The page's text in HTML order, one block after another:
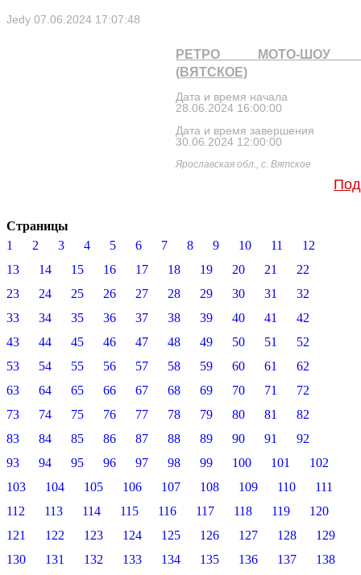
Jedy 07.06.2024 17:07:48
РЕТРО МОТО-ШОУ
(ВЯТСКОЕ)
Дата и время начала
28.06.2024 16:00:00
Дата и время завершения
30.06.2024 12:00:00
Ярославская обл., с. Вятское
Страницы
1
2 3 4 5 6 7 8 9 10 11
12
13
14 15 16 17 18 19 20 21
22
23
24 25 26 27 28 29 30 31
32
33
34 35 36 37 38 39 40 41
42
43
44 45 46 47 48 49 50 51
52
53
54 55 56 57 58 59 60 61
62
63
64 65 66 67 68 69 70 71
72
73
74 75 76 77 78 79 80 81
82
83
84 85 86 87 88 89 90 91
92
93
94 95 96 97 98 99 100 101
102
103
104 105 106 107 108 109 110
111
112
113 114 115 116 117 118 119
120
121
122 123 124 125 126 127 128
129
130
131 132 133 134 135 136 137
138